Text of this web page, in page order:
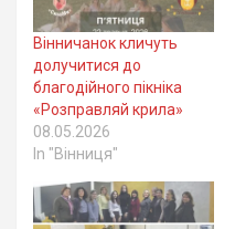
Вінничанок кличуть
долучитися до
благодійного пікніка
«Розправляй крила»
08.05.2026
In "Вінниця"